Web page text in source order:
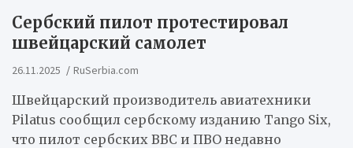
Сербский пилот протестировал
швейцарский самолет
26.11.2025 RuSerbia.com
Швейцарский производитель авиатехники
Pilatus сообщил сербскому изданию Tango Six,
что пилот сербских ВВС и ПВО недавно